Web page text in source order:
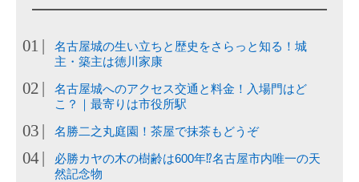
名古屋城の生い立ちと歴史をさらっと知る！城
主・築主は徳川家康
名古屋城へのアクセス交通と料金！入場門はど
こ？｜最寄りは市役所駅
名勝二之丸庭園！茶屋で抹茶もどうぞ
必勝カヤの木の樹齢は600年⁉名古屋市内唯一の天
然記念物